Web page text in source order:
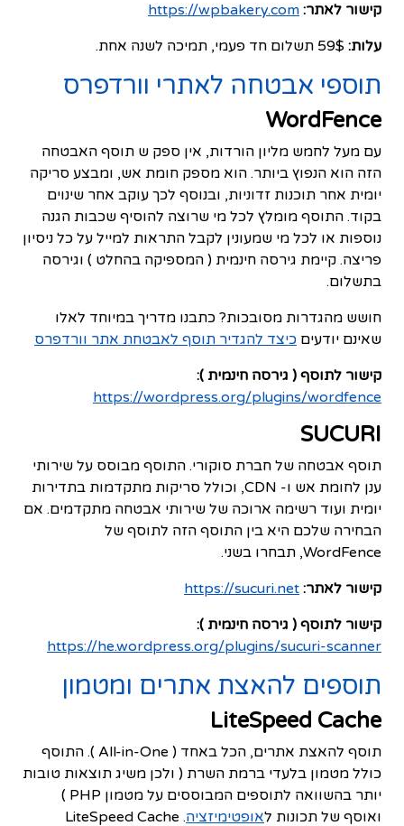
קישור לאתר: https://wpbakery.com
עלות:
תוספי אבטחה לאתרי וורדפרס
WordFence
עם מעל לחמש מליון הורדות, אין ספק ש תוסף האבטחה
הזה הוא הנפוץ ביותר. הוא מספק חומת אש, ומבצע סריקה
יומית אחר תוכנות זדוניות, ובנוסף לכך עוקב אחר שינוים
בקוד. התוסף מומלץ לכל מי שרוצה להוסיף שכבות הגנה
נוספות או לכל מי שמעונין לקבל התראות למייל על כל ניסיון
פריצה. קיימת גירסה חינמית ( המספיקה בהחלט ) וגירסה
בתשלום.
חושש מהגדרות מסובכות? כתבנו מדריך במיוחד לאלו
שאינם יודעים כיצד להגדיר תוסף לאבטחת אתר וורדפרס
קישור לתוסף ( גירסה חינמית ):
https://wordpress.org/plugins/wordfence
SUCURI
תוסף אבטחה של חברת סוקורי. התוסף מבוסס על שירותי
ענן לחומת אש ו- CDN, וכולל סריקות מתקדמות בתדירות
יומית ועוד רשימה ארוכה של שירותי אבטחה מתקדמים. אם
הבחירה שלכם היא בין התוסף הזה לתוסף של
WordFence, תבחרו בשני.
קישור לאתר: https://sucuri.net
קישור לתוסף ( גירסה חינמית ):
https://he.wordpress.org/plugins/sucuri-scanner
תוספים להאצת אתרים ומטמון
LiteSpeed Cache
תוסף להאצת אתרים, הכל באחד ( All-in-One ). התוסף
כולל מטמון בלעדי ברמת השרת ( ולכן משיג תוצאות טובות
יותר בהשוואה לתוספים המבוססים על מטמון PHP )
ואוסף של תכונות לאופטימיזציה . LiteSpeed Cache